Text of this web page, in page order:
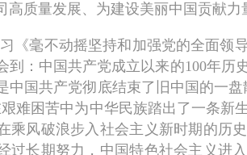
高质量发展、为建设美丽中国贡献力
《毫不动摇坚持和加强党的全面领
到：中国共产党成立以来的100年历
中国共产党彻底结束了旧中国的一
难困苦中为中华民族踏出了一条新
乘风破浪步入社会主义新时期的历
过长期努力，中国特色社会主义进